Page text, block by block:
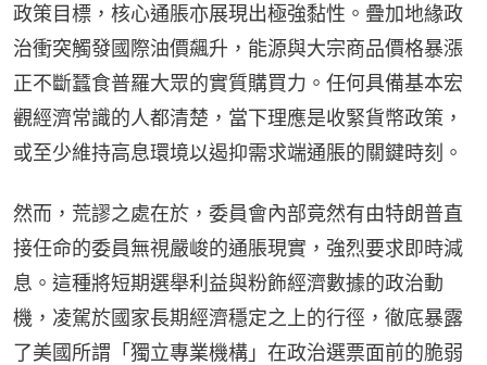
政策目標，核心通脹亦展現出極強黏性。疊加地緣政
治衝突觸發國際油價飆升，能源與大宗商品價格暴漲
正不斷蠶食普羅大眾的實質購買力。任何具備基本宏
觀經濟常識的人都清楚，當下理應是收緊貨幣政策，
或至少維持高息環境以遏抑需求端通脹的關鍵時刻。
然而，荒謬之處在於，委員會內部竟然有由特朗普直
接任命的委員無視嚴峻的通脹現實，強烈要求即時減
息。這種將短期選舉利益與粉飾經濟數據的政治動
機，凌駕於國家長期經濟穩定之上的行徑，徹底暴露
了美國所謂「獨立專業機構」在政治選票面前的脆弱